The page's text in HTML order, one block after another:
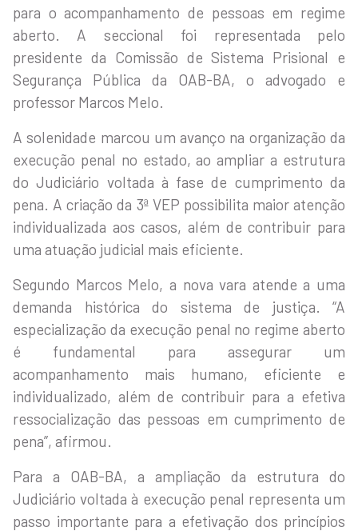
para o acompanhamento de pessoas em regime
aberto. A seccional foi representada pelo
presidente da Comissão de Sistema Prisional e
Segurança Pública da OAB-BA, o advogado e
professor Marcos Melo.
A solenidade marcou um avanço na organização da
execução penal no estado, ao ampliar a estrutura
do Judiciário voltada à fase de cumprimento da
pena. A criação da 3ª VEP possibilita maior atenção
individualizada aos casos, além de contribuir para
uma atuação judicial mais eficiente.
Segundo Marcos Melo, a nova vara atende a uma
demanda histórica do sistema de justiça. “A
especialização da execução penal no regime aberto
é fundamental para assegurar um
acompanhamento mais humano, eficiente e
individualizado, além de contribuir para a efetiva
ressocialização das pessoas em cumprimento de
pena”, afirmou.
Para a OAB-BA, a ampliação da estrutura do
Judiciário voltada à execução penal representa um
passo importante para a efetivação dos princípios